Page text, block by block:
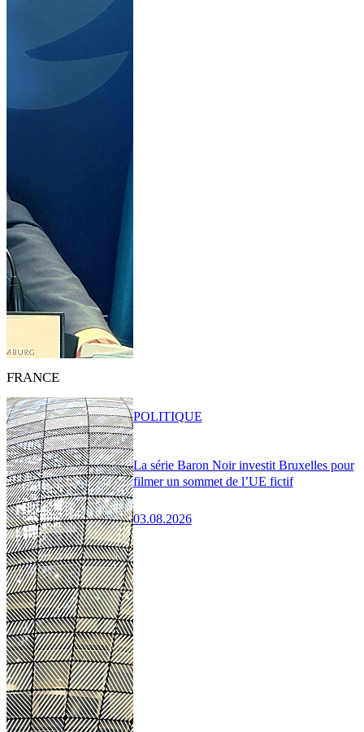
FRANCE
La série Baron Noir investit Bruxelles pour
filmer un sommet de l’UE fictif
03.08.2026
POLITIQUE